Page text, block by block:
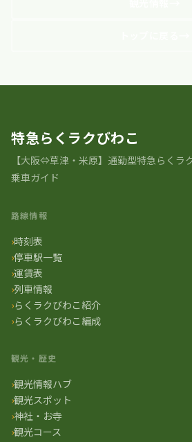
特急らくラクびわこ
【大阪⇔草津・米原】通勤型特急らくラ
乗車ガイド
路線情報
時刻表
停車駅一覧
運賃表
列車情報
らくラクびわこ紹介
らくラクびわこ編成
観光・歴史
観光情報ハブ
観光スポット
神社・お寺
観光コース